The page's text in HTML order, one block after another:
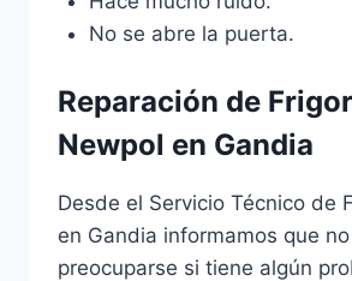
No se abre la puerta.
Reparación de
Newpol en Gandia
Desde el Servicio Técnico de
en Gandia informamos que
preocuparse si tiene algún